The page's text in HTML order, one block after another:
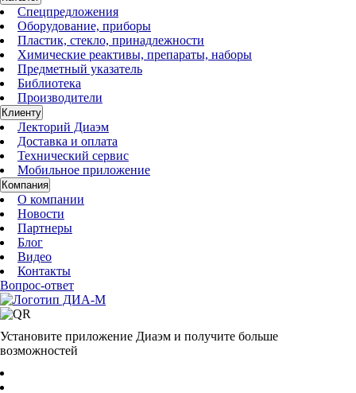
Спецпредложения
Оборудование, приборы
Пластик, стекло, принадлежности
Химические реактивы, препараты, наборы
Предметный указатель
Библиотека
Производители
Клиенту
Лекторий Диаэм
Доставка и оплата
Технический сервис
Мобильное приложение
Компания
О компании
Новости
Партнеры
Блог
Видео
Контакты
Вопрос-ответ
Установите приложение Диаэм и получите больше
возможностей